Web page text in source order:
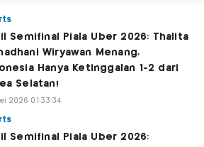
Semifinal Piala Uber 2026: Thalita
Wiryawan Menang,
Hanya Ketinggalan 1-2 dari
Selatan!
2026 01:33:34
Semifinal Piala Uber 2026: